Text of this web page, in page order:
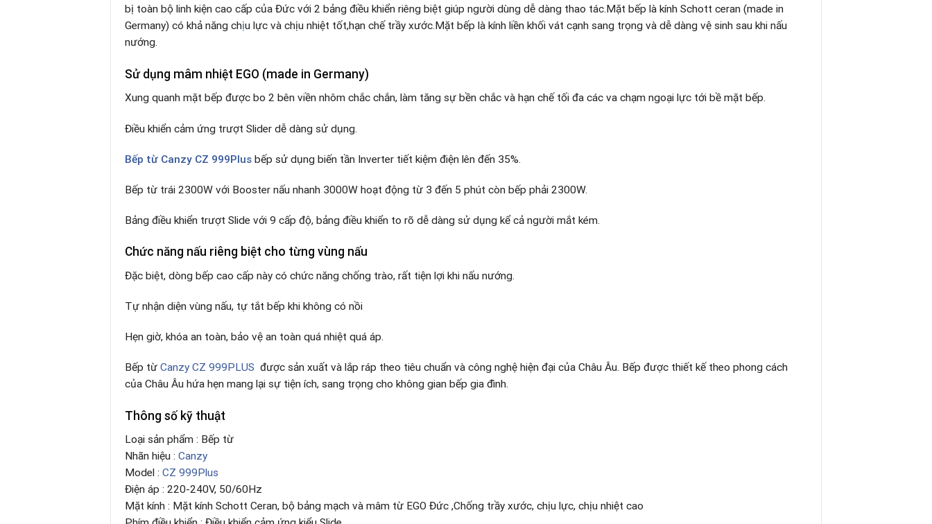
bị toàn bộ linh kiện cao cấp của Đức với 2 bảng điều khiển riêng biệt giúp người dùng dễ dàng thao tác.Mặt bếp là kính Schott ceran (made in
Germany) có khả năng chịu lực và chịu nhiệt tốt,hạn chế trầy xước.Mặt bếp là kính liền khối vát cạnh sang trọng và dễ dàng vệ sinh sau khi nấu
nướng.
Sử dụng mâm nhiệt EGO (made in Germany)
Xung quanh mặt bếp được bo 2 bên viền nhôm chắc chắn, làm tăng sự bền chắc và hạn chế tối đa các va chạm ngoại lực tới bề mặt bếp.
Điều khiển cảm ứng trượt Slider dễ dàng sử dụng.
Bếp từ Canzy CZ 999Plus bếp sử dụng biến tần Inverter tiết kiệm điện lên đến 35%.
Bếp từ trái 2300W với Booster nấu nhanh 3000W hoạt động từ 3 đến 5 phút còn bếp phải 2300W.
Bảng điều khiển trượt Slide với 9 cấp độ, bảng điều khiển to rõ dễ dàng sử dụng kể cả người mắt kém.
Chức năng nấu riêng biệt cho từng vùng nấu
Đặc biệt, dòng bếp cao cấp này có chức năng chống trào, rất tiện lợi khi nấu nướng.
Tự nhận diện vùng nấu, tự tắt bếp khi không có nồi
Hẹn giờ, khóa an toàn, bảo vệ an toàn quá nhiệt quá áp.
Bếp từ Canzy CZ 999PLUS được sản xuất và lắp ráp theo tiêu chuẩn và công nghệ hiện đại của Châu Âu. Bếp được thiết kế theo phong cách
của Châu Âu hứa hẹn mang lại sự tiện ích, sang trọng cho không gian bếp gia đình.
Thông số kỹ thuật
Loại sản phẩm : Bếp từ
Nhãn hiệu : Canzy
Model : CZ 999Plus
Điện áp : 220-240V, 50/60Hz
Mặt kính : Mặt kính Schott Ceran, bộ bảng mạch và mâm từ EGO Đức ,Chống trầy xước, chịu lực, chịu nhiệt cao